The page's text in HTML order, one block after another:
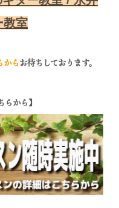
教室
からお待ちしております。
から】